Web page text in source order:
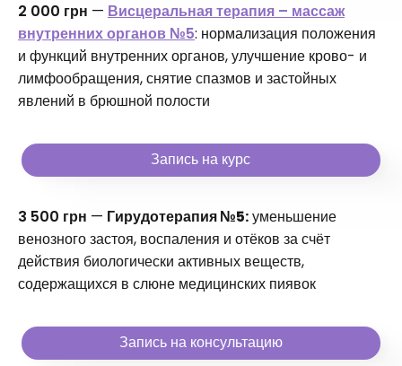
2 000 грн — Висцеральная терапия – массаж
внутренних органов №5: нормализация положения
и функций внутренних органов, улучшение крово- и
лимфообращения, снятие спазмов и застойных
явлений в брюшной полости
Запись на курс
3 500 грн — Гирудотерапия №5:уменьшение
венозного застоя, воспаления и отёков за счёт
действия биологически активных веществ,
содержащихся в слюне медицинских пиявок
Запись на консультацию